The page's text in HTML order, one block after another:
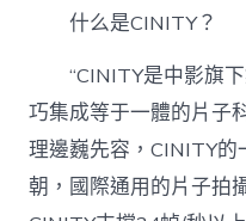
什么是CINITY？
“CINITY是中影旗
巧集成等于一體的片子
理邊巍先容，CINITY
朝，國際通用的片子拍